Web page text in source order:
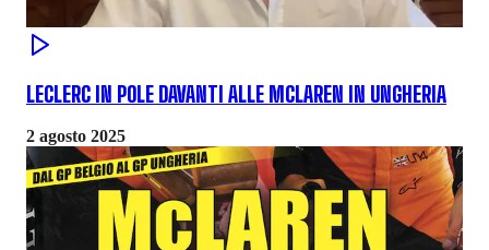
LECLERC IN POLE DAVANTI ALLE MCLAREN IN UNGHERIA
2 agosto 2025